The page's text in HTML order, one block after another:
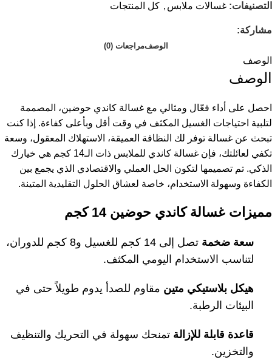
التصنيفات: غسالات ملابس , كل المنتجات
مشاركة:
الوصفمراجعات (0)
الوصف
الوصف
احصل على أداء فعّال ومثالي مع غسالة كاندي حوضين، المصممة
لتلبية احتياجات الغسيل المكثف في وقت أقل وبأعلى كفاءة. إذا كنت
تبحث عن غسالة توفر لك النظافة العميقة، الاستهلاك المعقول، وسعة
تكفي لعائلتك، فإن غسالة كاندي للملابس ذات الـ14 كجم هي خيارك
الذكي. تم تصميمها لتكون الحل العملي والاقتصادي الذي يجمع بين
الكفاءة وسهولة الاستخدام، خاصة لعشاق الحلول التقليدية المتينة.
مميزات غسالة كاندي حوضين 14 كجم
سعة ضخمة
تصل إلى 14 كجم للغسيل و8 كجم للدوران،
لتناسب الاستخدام اليومي المكثف.
هيكل بلاستيكي متين مقاوم للصدأ يدوم طويلاً حتى في
البيئات الرطبة.
قاعدة قابلة للإزالة تمنحك سهولة في التحريك والتنظيف
والتخزين.